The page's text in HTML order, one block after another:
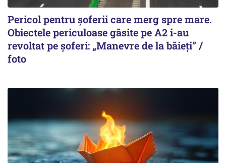
Pericol pentru șoferii care merg spre mare.
Obiectele periculoase găsite pe A2 i-au
revoltat pe șoferi: „Manevre de la băieți” /
foto